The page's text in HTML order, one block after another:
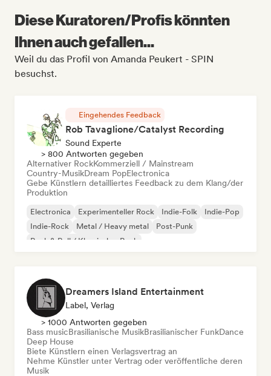
Diese Kuratoren/Profis könnten
Ihnen auch gefallen...
Weil du das Profil von Amanda Peukert - SPIN
besuchst.
Eingehendes Feedback
Rob Tavaglione/Catalyst Recording
Sound Experte
> 800 Antworten gegeben
Alternativer RockKommerziell / Mainstream
Country-MusikDream PopElectronica
Gebe Künstlern detailliertes Feedback zu dem Klang/der
Produktion
Electronica Experimenteller Rock Indie-Folk
Indie-Pop
Indie-Rock
Metal / Heavy metal
Post-Punk
Rock & Roll / Klassischer Rock
Dreamers Island Entertainment
Label, Verlag
> 1000 Antworten gegeben
Bass musicBrasilianische MusikBrasilianischer FunkDance
Deep House
Biete Künstlern einen Verlagsvertrag an
Nehme Künstler unter Vertrag oder veröffentliche deren
Musik